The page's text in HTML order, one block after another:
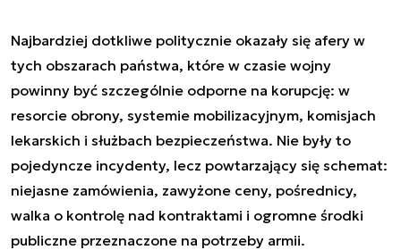
Najbardziej dotkliwe politycznie okazały się afery w
tych obszarach państwa, które w czasie wojny
powinny być szczególnie odporne na korupcję: w
resorcie obrony, systemie mobilizacyjnym, komisjach
lekarskich i służbach bezpieczeństwa. Nie były to
pojedyncze incydenty, lecz powtarzający się schemat:
niejasne zamówienia, zawyżone ceny, pośrednicy,
walka o kontrolę nad kontraktami i ogromne środki
publiczne przeznaczone na potrzeby armii.